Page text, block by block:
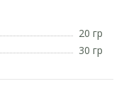
20 гр
30 гр